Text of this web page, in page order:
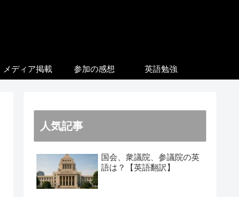
メディア掲載 参加の感想 英語勉強
人気記事
国会、衆議院、参議院の英
語は？【英語翻訳】